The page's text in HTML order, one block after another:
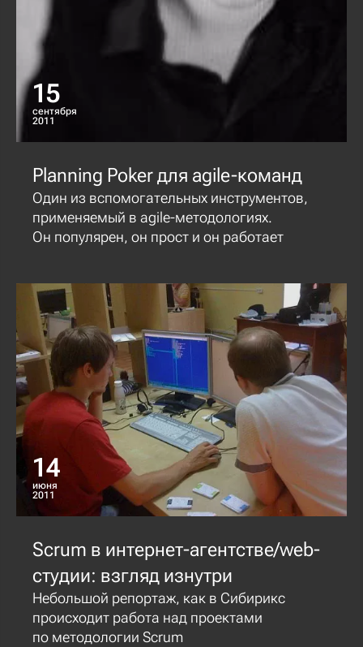
15
сентября
2011
Planning Poker для agile-команд
Один из вспомогательных инструментов,
применяемый в agile-методологиях.
Он популярен, он прост и он работает
14
июня
2011
Scrum в интернет-агентстве/web-
студии: взгляд изнутри
Небольшой репортаж, как в Сибирикс
происходит работа над проектами
по методологии Scrum